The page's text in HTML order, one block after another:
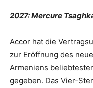
2027: Mercure
Accor hat die
zur Eröffnung des
Armeniens
gegeben. Das Vier-